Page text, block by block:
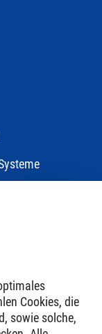
Cookies, die
sowie solche,